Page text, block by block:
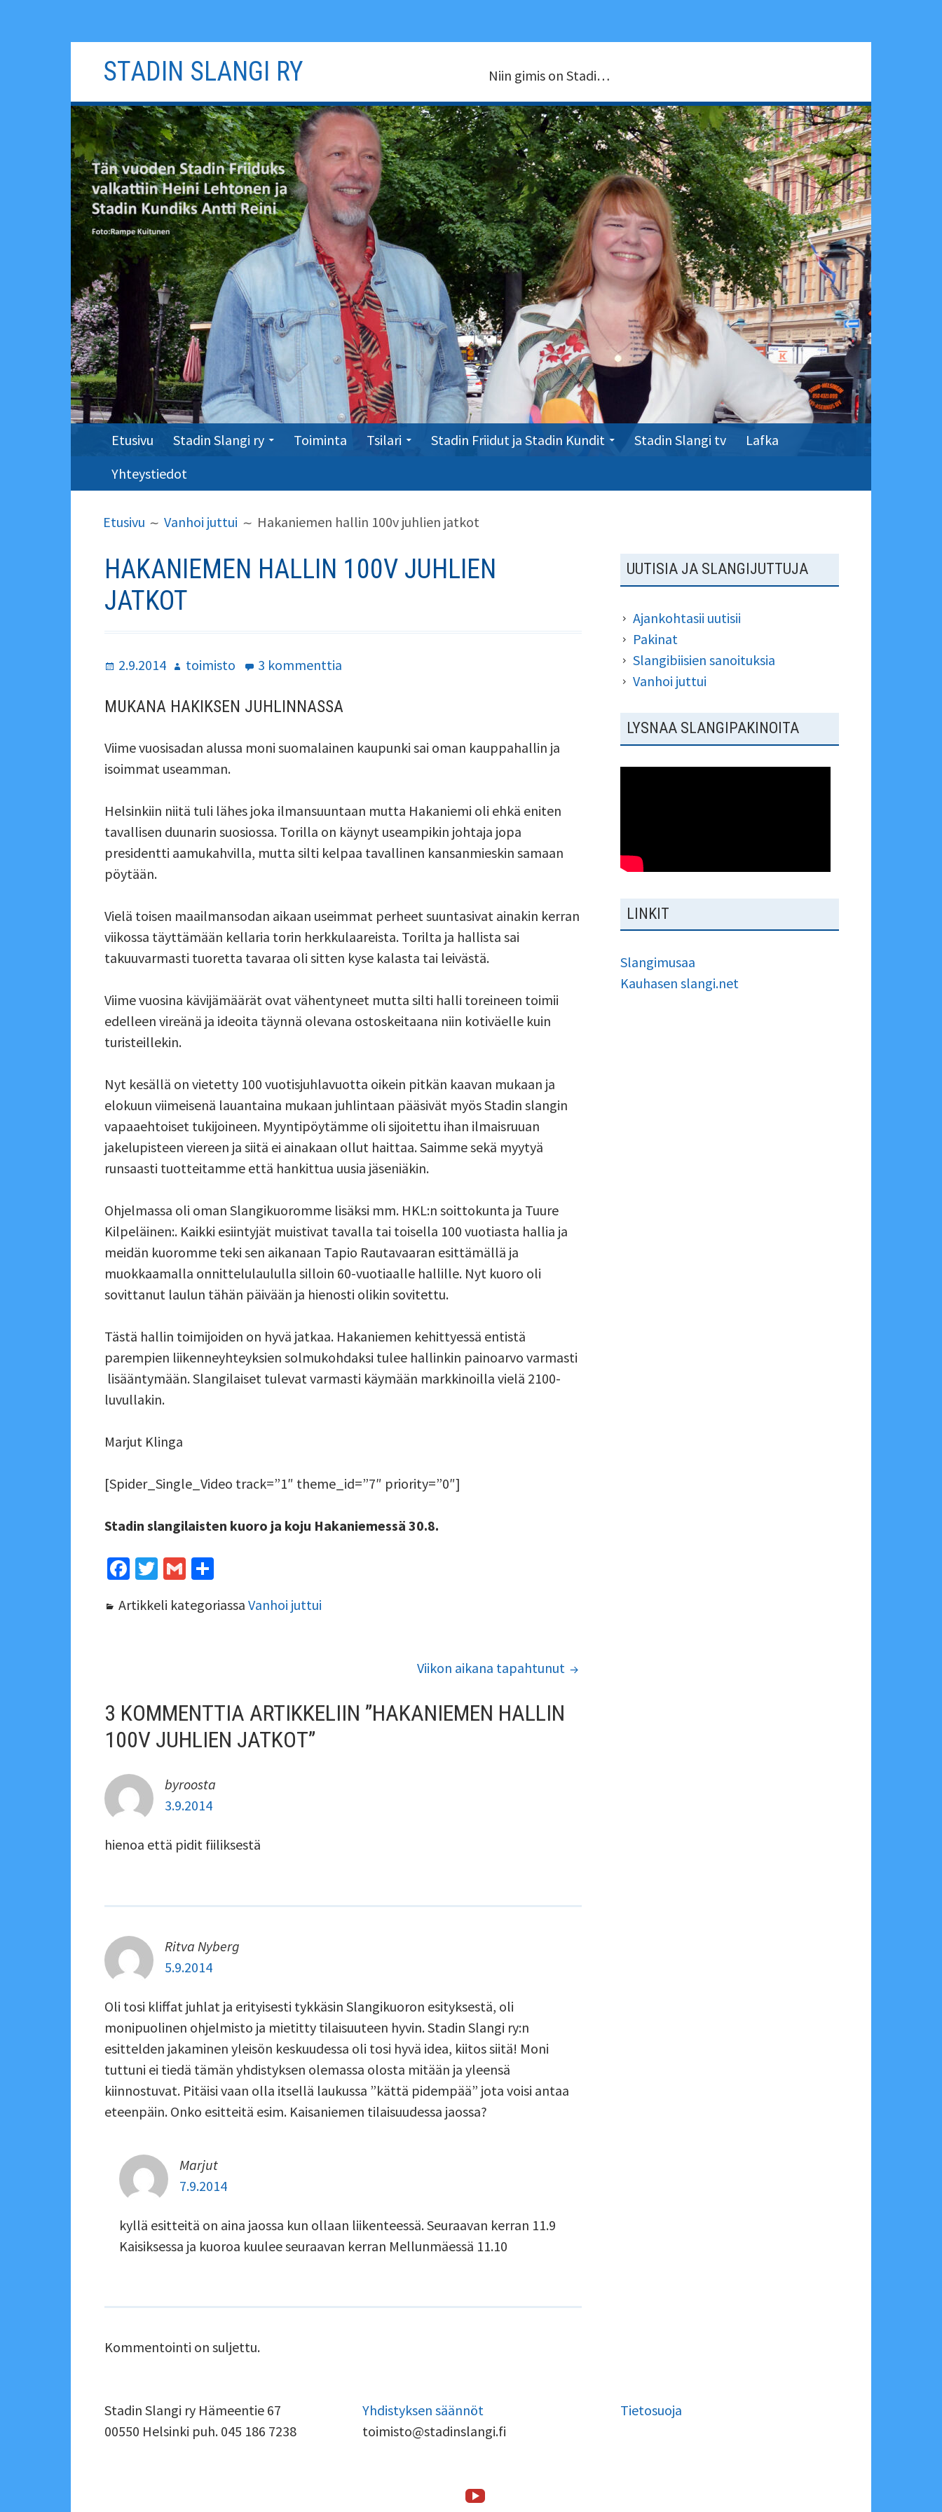
sisältöönSTADIN SLANGI RY Niin gimis on Stadi…
ENSISIJAINEN
VALIKKO
Etusivu Stadin Slangi ry Toiminta Tsilari Stadin Friidut ja Stadin Kundit Stadin Slangi tv
Lafka
Yhteystiedot
Etusivu Vanhoi juttui Hakaniemen hallin 100v juhlien jatkot
HAKANIEMEN HALLIN 100V JUHLIEN
JATKOT
Julkaistu
2.9.2014 Kirjoittaja
toimisto 3 kommenttia
hallin
juhlien
MUKANA HAKIKSEN JUHLINNASSA
Viime vuosisadan alussa moni suomalainen kaupunki sai oman kauppahallin ja
isoimmat useamman.
Helsinkiin niitä tuli lähes joka ilmansuuntaan mutta Hakaniemi oli ehkä eniten
tavallisen duunarin suosiossa. Torilla on käynyt useampikin johtaja jopa
presidentti aamukahvilla, mutta silti kelpaa tavallinen kansanmieskin samaan
pöytään.
Vielä toisen maailmansodan aikaan useimmat perheet suuntasivat ainakin kerran
viikossa täyttämään kellaria torin herkkulaareista. Torilta ja hallista sai
takuuvarmasti tuoretta tavaraa oli sitten kyse kalasta tai leivästä.
Viime vuosina kävijämäärät ovat vähentyneet mutta silti halli toreineen toimii
edelleen vireänä ja ideoita täynnä olevana ostoskeitaana niin kotiväelle kuin
turisteillekin.
Nyt kesällä on vietetty 100 vuotisjuhlavuotta oikein pitkän kaavan mukaan ja
elokuun viimeisenä lauantaina mukaan juhlintaan pääsivät myös Stadin slangin
vapaaehtoiset tukijoineen. Myyntipöytämme oli sijoitettu ihan ilmaisruuan
jakelupisteen viereen ja siitä ei ainakaan ollut haittaa. Saimme sekä myytyä
runsaasti tuotteitamme että hankittua uusia jäseniäkin.
Ohjelmassa oli oman Slangikuoromme lisäksi mm. HKL:n soittokunta ja Tuure
Kilpeläinen:. Kaikki esiintyjät muistivat tavalla tai toisella 100 vuotiasta hallia ja
meidän kuoromme teki sen aikanaan Tapio Rautavaaran esittämällä ja
muokkaamalla onnittelulaululla silloin 60-vuotiaalle hallille. Nyt kuoro oli
sovittanut laulun tähän päivään ja hienosti olikin sovitettu.
Tästä hallin toimijoiden on hyvä jatkaa. Hakaniemen kehittyessä entistä
parempien liikenneyhteyksien solmukohdaksi tulee hallinkin painoarvo varmasti
lisääntymään. Slangilaiset tulevat varmasti käymään markkinoilla vielä 2100-
luvullakin.
Marjut Klinga
[Spider_Single_Video track=”1″ theme_id=”7″ priority=”0″]
Stadin slangilaisten kuoro ja koju Hakaniemessä 30.8.
Fa
b
T
tt
G
ai ar
Artikkeli kategoriassaVanhoi juttui
Viikon aikana tapahtunut
3 KOMMENTTIA ARTIKKELIIN ”HAKANIEMEN HALLIN
100V JUHLIEN JATKOT”
byroosta
3.9.2014
hienoa että pidit fiiliksestä
Ritva Nyberg
5.9.2014
Oli tosi kliffat juhlat ja erityisesti tykkäsin Slangikuoron esityksestä, oli
monipuolinen ohjelmisto ja mietitty tilaisuuteen hyvin. Stadin Slangi ry:n
esittelden jakaminen yleisön keskuudessa oli tosi hyvä idea, kiitos siitä! Moni
tuttuni ei tiedä tämän yhdistyksen olemassa olosta mitään ja yleensä
kiinnostuvat. Pitäisi vaan olla itsellä laukussa ”kättä pidempää” jota voisi antaa
eteenpäin. Onko esitteitä esim. Kaisaniemen tilaisuudessa jaossa?
Marjut
7.9.2014
kyllä esitteitä on aina jaossa kun ollaan liikenteessä. Seuraavan kerran 11.9
Kaisiksessa ja kuoroa kuulee seuraavan kerran Mellunmäessä 11.10
Kommentointi on suljettu.
SIVUPALKKI
UUTISIA JA SLANGIJUTTUJA
Ajankohtasii uutisii
Pakinat
Slangibiisien sanoituksia
Vanhoi juttui
LYSNAA SLANGIPAKINOITA
LINKIT
Slangimusaa
Kauhasen slangi.net
ALAPALKIN
SIVUPALKKI
Stadin Slangi ry Hämeentie 67
00550 Helsinki puh. 045 186 7238
Yhdistyksen säännöt
toimisto@stadinslangi.fi
Tietosuoja